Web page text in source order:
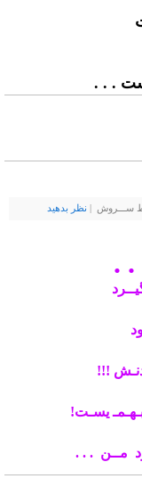
. . .
نظر بدهيد
. .
!!!
ﯾﺴـﺖ!
ﻣــﻦ . . .